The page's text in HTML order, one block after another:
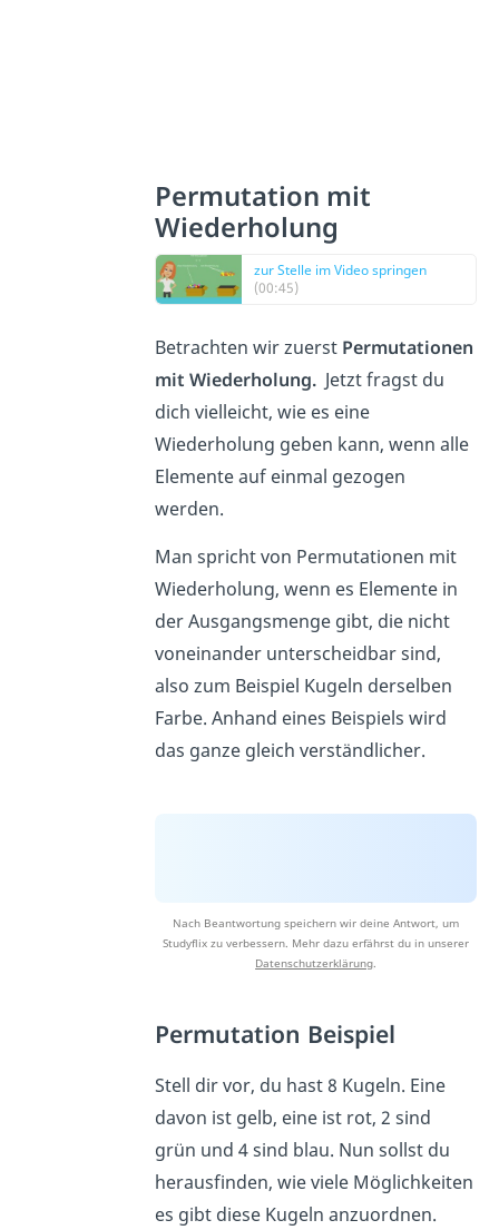
Permutation mit
Wiederholung
zur Stelle im Video springen
(00:45)
Betrachten wir zuerst Permutationen
mit Wiederholung. Jetzt fragst du
dich vielleicht, wie es eine
Wiederholung geben kann, wenn alle
Elemente auf einmal gezogen
werden.
Man spricht von Permutationen mit
Wiederholung, wenn es Elemente in
der Ausgangsmenge gibt, die nicht
voneinander unterscheidbar sind,
also zum Beispiel Kugeln derselben
Farbe. Anhand eines Beispiels wird
das ganze gleich verständlicher.
Nach Beantwortung speichern wir deine Antwort, um
Studyflix zu verbessern. Mehr dazu erfährst du in unserer
Datenschutzerklärung
Permutation Beispiel
Stell dir vor, du hast 8 Kugeln. Eine
davon ist gelb, eine ist rot, 2 sind
grün und 4 sind blau. Nun sollst du
herausfinden, wie viele Möglichkeiten
es gibt diese Kugeln anzuordnen.